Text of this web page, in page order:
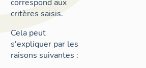
correspond aux
critères saisis.
Cela peut
s'expliquer par les
raisons suivantes :